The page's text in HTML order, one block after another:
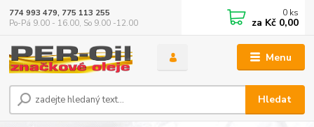
Menu
Hledat
774 993 479, 775 113 255
Po-Pá 9.00 - 16.00, So 9.00 -12.00
0 ks
za Kč 0,00